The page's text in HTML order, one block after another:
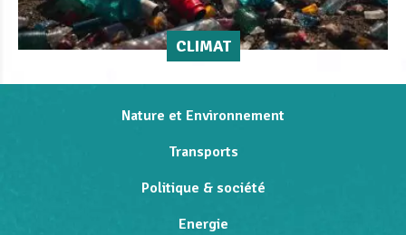
CLIMAT
Nature et Environnement
Transports
Politique & société
Energie